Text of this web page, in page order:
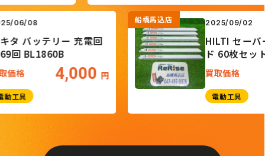
2025/06/08
マキタ バッテリー 充電回
数69回 BL1860B
買取価格 4,000
電動工具
船橋馬込店 2025/
HILTI
ド 60
30|12
買取価
電動工